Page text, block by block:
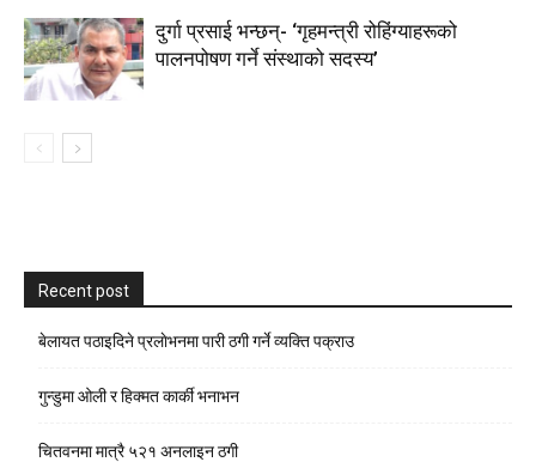
दुर्गा प्रसाई भन्छन्- ‘गृहमन्त्री रोहिंग्याहरूको
पालनपोषण गर्ने संस्थाको सदस्य’
Recent post
बेलायत पठाइदिने प्रलाेभनमा पारी ठगी गर्ने व्यक्ति पक्राउ
गुन्डुमा ओली र हिक्मत कार्की भनाभन
चितवनमा मात्रै ५२१ अनलाइन ठगी